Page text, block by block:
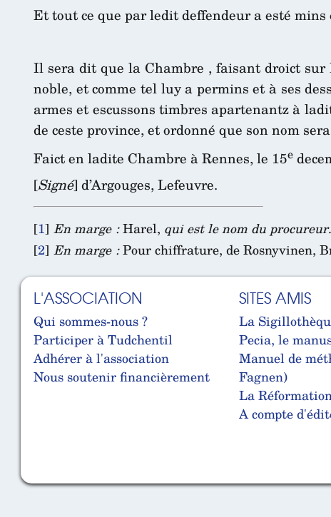
Et tout ce que par ledit deffendeur a esté
Il sera dit que la Chambre , faisant droict sur
noble, et comme tel luy a permins et à ses
armes et escussons timbres apartenantz à
de ceste province, et ordonné que son nom
Faict en ladite Chambre à Rennes, le 15e
[Signé] d’Argouges, Lefeuvre.
[1] En marge :Harel, qui est le nom du procureur.
[2] En marge :Pour chiffrature, de Rosnyvinen,
L'ASSOCIATION
Qui sommes-nous ?
Participer à Tudchentil
Adhérer à l'association
Nous soutenir financièrement
SITES AMIS
La
Pecia, le
Manuel de
Fagnen)
La
A compte